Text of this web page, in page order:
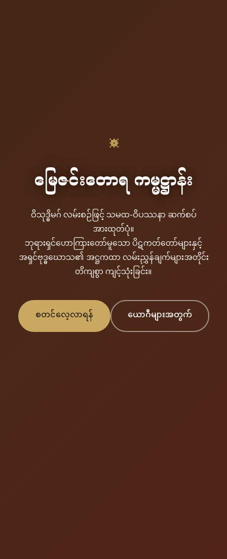
☸
မြေဇင်းတောရ ကမ္မဋ္ဌာန်း
ဝိသုဒ္ဓိမဂ် လမ်းစဉ်ဖြင့် သမထ-ဝိပဿနာ ဆက်စပ်
အားထုတ်ပုံ။
ဘုရားရှင်ဟောကြားတော်မူသော ပိဋကတ်တော်များနှင့်
အရှင်ဗုဒ္ဓဃောသ၏ အဋ္ဌကထာ လမ်းညွှန်ချက်များအတိုင်း
တိကျစွာ ကျင့်သုံးခြင်း။
စတင်လေ့လာရန် ယောဂီများအတွက်